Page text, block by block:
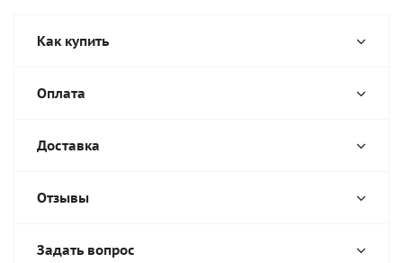
Как купить
Оплата
Доставка
Отзывы
Задать вопрос